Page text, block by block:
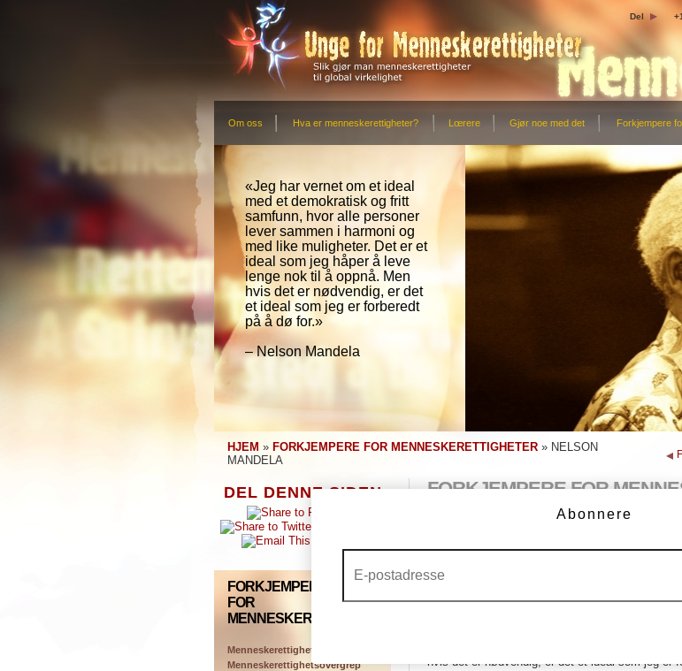
Del
Om oss Hva er menneskerettigheter? Lœrere Gjør noe med det Forkjempere
«Jeg har vernet om et ideal
med et demokratisk og fritt
samfunn, hvor alle personer
lever sammen i harmoni og
med like muligheter. Det er et
ideal som jeg håper å leve
lenge nok til å oppnå. Men
hvis det er nødvendig, er det
et ideal som jeg er forberedt
på å dø for.»
– Nelson Mandela
HJEM » FORKJEMPERE FOR MENNESKERETTIGHETER » NELSON
MANDELA
DEL DENNE SIDEN
FORKJEMPERE
FOR
MENNESKERETTIGHETER
Menneskerettighetsorganisasjoner
Menneskerettighetsovergrep
FORKJEMPERE FOR
Nelson Mandela, som er et av vår tids mest
hengivne kamp for sitt folks frihet inspirerer
Mandela som var sønn av en stammehøvding,
juridisk embetseksamen. I 1944, deltok han i
hans aksjoner, erklærte Mandela: «Jeg har
Jeg har vernet om et ideal med et
sammen i harmoni og med like muligheter. Det
hvis det er nødvendig, er det et ideal som jeg er
Abonnere